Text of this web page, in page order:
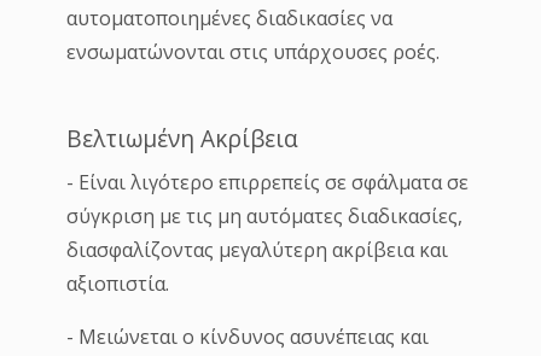
αυτοματοποιημένες διαδικασίες να
ενσωματώνονται στις υπάρχουσες ροές.
Βελτιωμένη Ακρίβεια
- Είναι λιγότερο επιρρεπείς σε σφάλματα σε
σύγκριση με τις μη αυτόματες διαδικασίες,
διασφαλίζοντας μεγαλύτερη ακρίβεια και
αξιοπιστία.
- Μειώνεται ο κίνδυνος ασυνέπειας και